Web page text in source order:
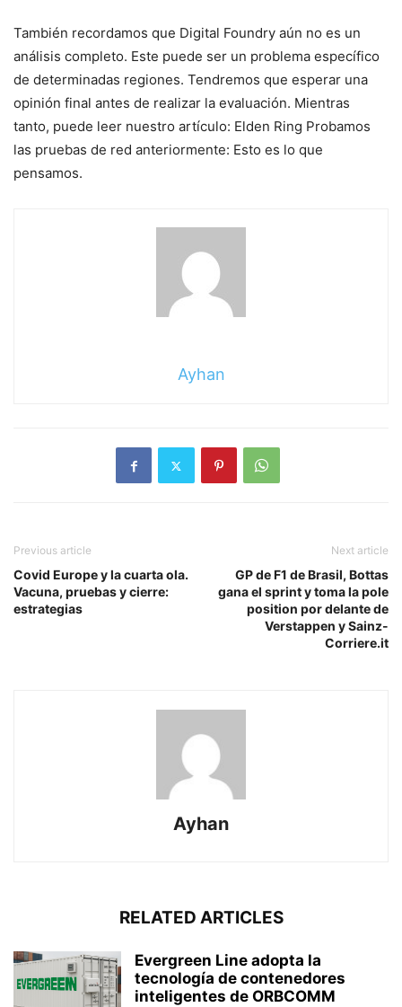
También recordamos que Digital Foundry aún no es un
análisis completo. Este puede ser un problema específico
de determinadas regiones. Tendremos que esperar una
opinión final antes de realizar la evaluación. Mientras
tanto, puede leer nuestro artículo: Elden Ring Probamos
las pruebas de red anteriormente: Esto es lo que
pensamos.
Ayhan
Previous article
Covid Europe y la cuarta ola.
Vacuna, pruebas y cierre:
estrategias
Next article
GP de F1 de Brasil, Bottas
gana el sprint y toma la pole
position por delante de
Verstappen y Sainz-
Corriere.it
Ayhan
RELATED ARTICLES
Evergreen Line adopta la
tecnología de contenedores
inteligentes de ORBCOMM